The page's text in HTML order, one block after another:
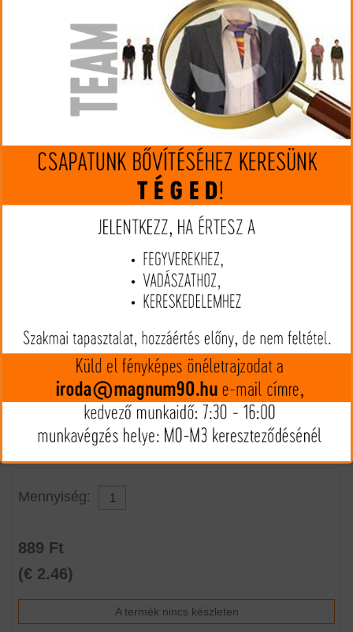
GE2123401
243 Win.
MIP kártya jóváírás: Kártyát igényelek
A Geco ólomhegyű lőszerek kimagasló minőséget képviselnek a
hagyományos lőszerek vonalában. A GECO CLASSIC TIP mag
gyorsan, kontrolláltan gombásodik, köszönhetően a lövedékmag
Lövedék típus: SP (GECO CLASSIC TIP)
Lövedék súly: 6,8 g / 105 gr
Ballisztikai együttható: 0.335
Kiszerelés: 20
Felhívnánk figyelmét, hogy a terméknél interneten csak
vásárlási szándékát jelezheti, vásárlása csak személyes
átvétellel lehetséges!
Mennyiség:
889 Ft
(€ 2.46)
A termék nincs készleten